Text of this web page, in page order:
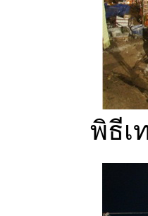
พิธีเ